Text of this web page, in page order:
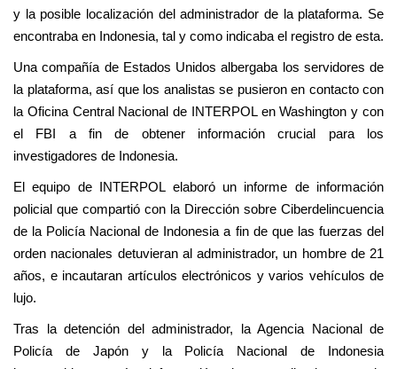
y la posible localización del administrador de la plataforma. Se
encontraba en Indonesia, tal y como indicaba el registro de esta.
Una compañía de Estados Unidos albergaba los servidores de
la plataforma, así que los analistas se pusieron en contacto con
la Oficina Central Nacional de INTERPOL en Washington y con
el FBI a fin de obtener información crucial para los
investigadores de Indonesia.
El equipo de INTERPOL elaboró un informe de información
policial que compartió con la Dirección sobre Ciberdelincuencia
de la Policía Nacional de Indonesia a fin de que las fuerzas del
orden nacionales detuvieran al administrador, un hombre de 21
años, e incautaran artículos electrónicos y varios vehículos de
lujo.
Tras la detención del administrador, la Agencia Nacional de
Policía de Japón y la Policía Nacional de Indonesia